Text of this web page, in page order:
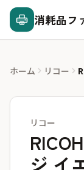
消耗品フ
ホーム リコー
リコー
ジ イ